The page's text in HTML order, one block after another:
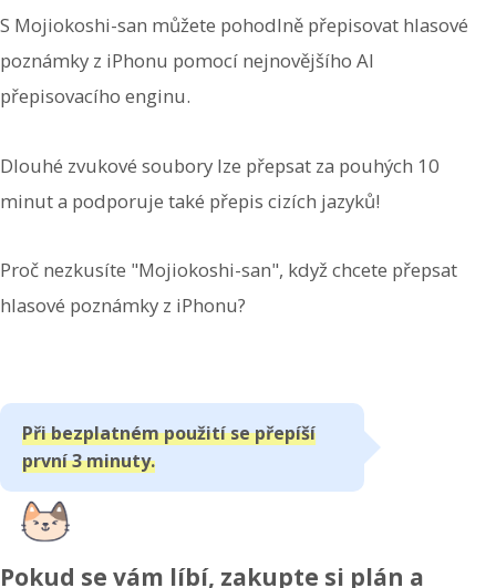
S Mojiokoshi-san můžete pohodlně přepisovat hlasové
poznámky z iPhonu pomocí nejnovějšího AI
přepisovacího enginu.
Dlouhé zvukové soubory lze přepsat za pouhých 10
minut a podporuje také přepis cizích jazyků!
Proč nezkusíte "Mojiokoshi-san", když chcete přepsat
hlasové poznámky z iPhonu?
Při bezplatném použití se přepíší
první 3 minuty.
Pokud se vám líbí, zakupte si plán a